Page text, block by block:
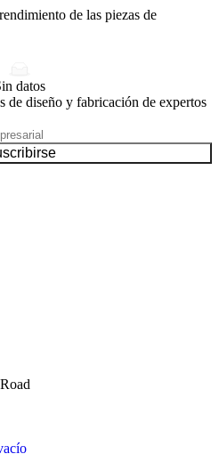
de las piezas de
datos
de diseño y fabricación de expertos